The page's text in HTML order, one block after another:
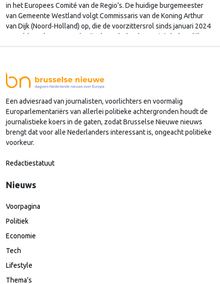
in het Europees Comité van de Regio’s. De huidige burgemeester
van Gemeente Westland volgt Commissaris van de Koning Arthur
van Dijk (Noord-Holland) op, die de voorzittersrol sinds januari 2024
vervulde. Volgens Arends zijn de Nederlandse regio’s behoorlijk
Een adviesraad van journalisten, voorlichters en voormalig
Europarlementariërs van allerlei politieke achtergronden houdt de
journalistieke koers in de gaten, zodat Brusselse Nieuwe nieuws
brengt dat voor alle Nederlanders interessant is, ongeacht politieke
voorkeur.
Redactiestatuut
Nieuws
Voorpagina
Politiek
Economie
Tech
Lifestyle
Thema’s